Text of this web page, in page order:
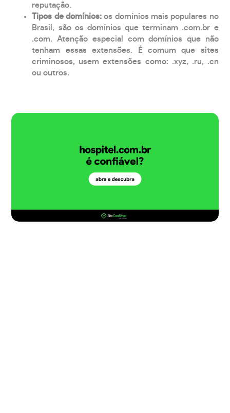
reputação.
Tipos de domínios:os domínios mais populares no
Brasil, são os domínios que terminam .com.br e
.com. Atenção especial com domínios que não
tenham essas extensões. É comum que sites
criminosos, usem extensões como: .xyz, .ru, .cn
ou outros.